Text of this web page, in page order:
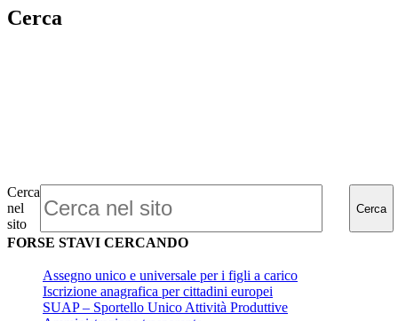
Cerca
Cerca
nel
sito
Cerca
FORSE STAVI CERCANDO
Assegno unico e universale per i figli a carico
Iscrizione anagrafica per cittadini europei
SUAP – Sportello Unico Attività Produttive